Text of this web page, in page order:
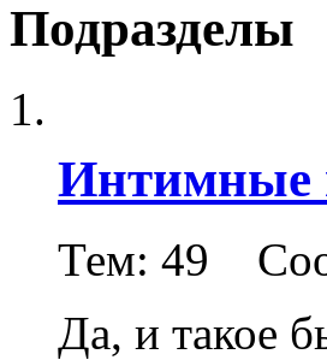
Подразделы
Интимные
Тем: 49
Да, и такое